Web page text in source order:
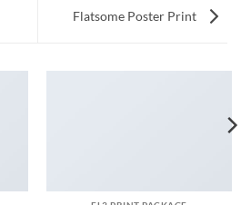
Flatsome Poster Print